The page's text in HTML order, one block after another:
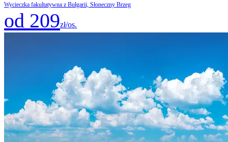
Wycieczka fakultatywna z Bułgarii, Słoneczny Brzeg
od 209zł/os.